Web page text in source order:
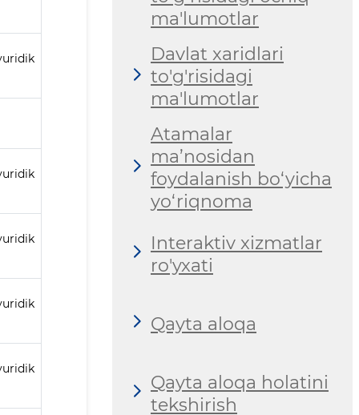
ma'lumotlar
Davlat xaridlari
to'g'risidagi
ma'lumotlar
Atamalar
ma’nosidan
foydalanish bo‘yicha
yo‘riqnoma
Interaktiv xizmatlar
ro'yxati
Qayta aloqa
Qayta aloqa holatini
tekshirish